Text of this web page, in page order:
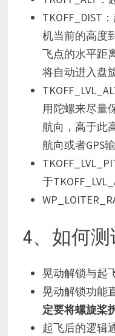
TKOFF_DIST
机当前的高度
飞点的水平距
将自动进入盘
用陀螺来尽量
航向，高于此
航向或者GPS
于
4、如何测
晃动解锁与起
晃动解锁功能
定要将螺旋桨
起飞后的逻辑